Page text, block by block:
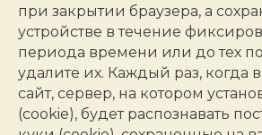
при закрытии браузера, а
устройстве в течение
периода времени или до тех
удалите их. Каждый раз, когда
сайт, сервер, на котором
(cookie), будет распознавать